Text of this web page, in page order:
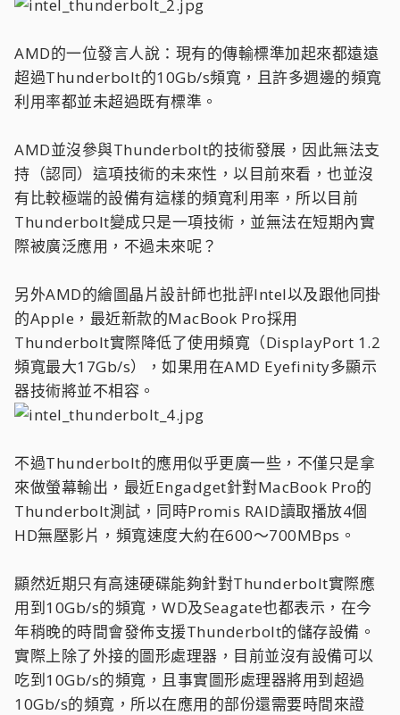
AMD的一位發言人說：現有的傳輸標準加起來都遠遠
超過Thunderbolt的10Gb/s頻寬，且許多週邊的頻寬
利用率都並未超過既有標準。
AMD並沒參與Thunderbolt的技術發展，因此無法支
持（認同）這項技術的未來性，以目前來看，也並沒
有比較極端的設備有這樣的頻寬利用率，所以目前
Thunderbolt變成只是一項技術，並無法在短期內實
際被廣泛應用，不過未來呢？
另外AMD的繪圖晶片設計師也批評Intel以及跟他同掛
的Apple，最近新款的MacBook Pro採用
Thunderbolt實際降低了使用頻寬（DisplayPort 1.2
頻寬最大17Gb/s），如果用在AMD Eyefinity多顯示
器技術將並不相容。
不過Thunderbolt的應用似乎更廣一些，不僅只是拿
來做螢幕輸出，最近Engadget針對MacBook Pro的
Thunderbolt測試，同時Promis RAID讀取播放4個
HD無壓影片，頻寬速度大約在600～700MBps。
顯然近期只有高速硬碟能夠針對Thunderbolt實際應
用到10Gb/s的頻寬，WD及Seagate也都表示，在今
年稍晚的時間會發佈支援Thunderbolt的儲存設備。
實際上除了外接的圖形處理器，目前並沒有設備可以
吃到10Gb/s的頻寬，且事實圖形處理器將用到超過
10Gb/s的頻寬，所以在應用的部份還需要時間來證